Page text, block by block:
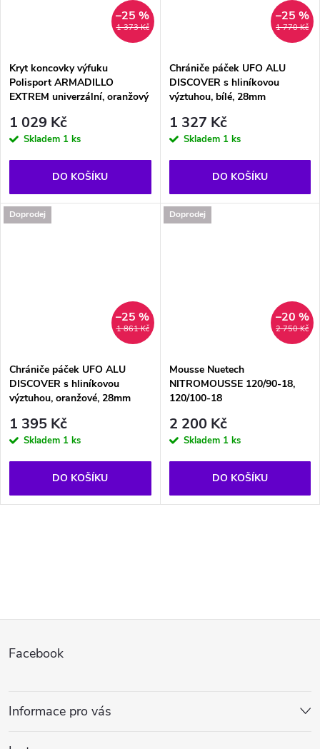
1 373 Kč
–25 %
Kryt koncovky výfuku
Polisport ARMADILLO
EXTREM univerzální, oranžový
1 029 Kč
Skladem 1 ks
DO KOŠÍKU
1 770 Kč
–25 %
Chrániče páček UFO ALU
DISCOVER s hliníkovou
výztuhou, bílé, 28mm
1 327 Kč
Skladem 1 ks
DO KOŠÍKU
Doprodej
1 861 Kč
–25 %
Chrániče páček UFO ALU
DISCOVER s hliníkovou
výztuhou, oranžové, 28mm
1 395 Kč
Skladem 1 ks
DO KOŠÍKU
Doprodej
2 750 Kč
–20 %
Mousse Nuetech
NITROMOUSSE 120/90-18,
120/100-18
2 200 Kč
Skladem 1 ks
DO KOŠÍKU
d
c
p
Facebook
Informace pro vás